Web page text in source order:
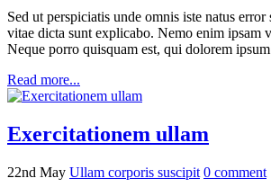
Sed ut perspiciatis unde omnis iste natus
vitae dicta sunt explicabo. Nemo enim ipsam
Neque porro quisquam est, qui dolorem
Read more...
Exercitationem ullam
22nd May Ullam corporis suscipit 0 comment